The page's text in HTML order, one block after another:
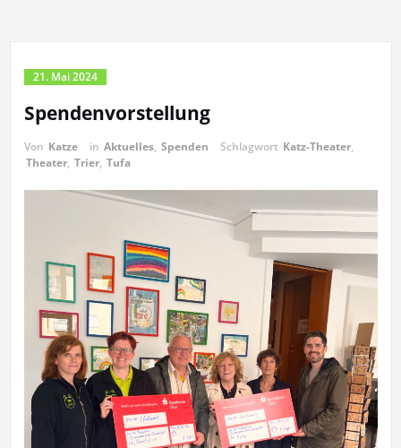
21. Mai 2024
Spendenvorstellung
Von Katze in Aktuelles, Spenden Schlagwort Katz-Theater,
Theater, Trier, Tufa